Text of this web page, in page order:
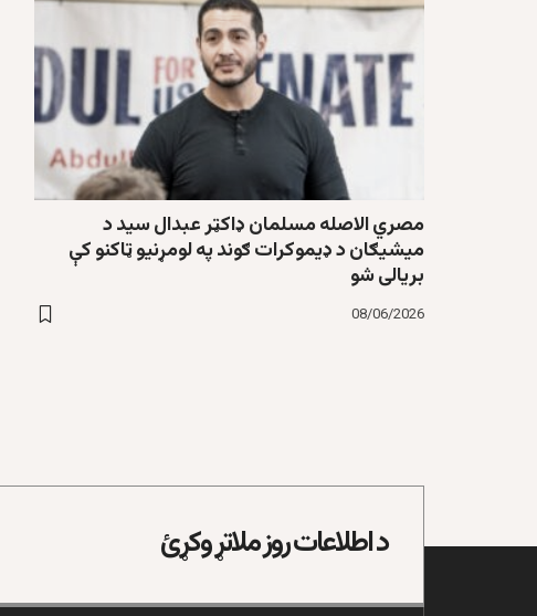
مصري الاصله مسلمان ډاکټر عبدال سید د
میشیګان د ډیموکرات ګوند په لومړنیو ټاکنو کې
بریالی شو
08/06/2026
د اطلاعات روز ملاتړ وکړئ